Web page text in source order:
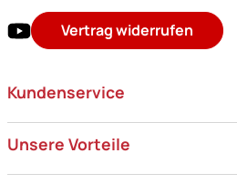
Vertrag widerrufen
Kundenservice
Unsere Vorteile